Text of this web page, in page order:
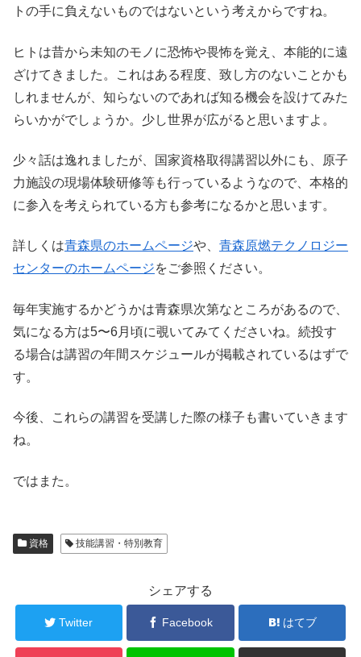
トの手に負えないものではないという考えからですね。
ヒトは昔から未知のモノに恐怖や畏怖を覚え、本能的に遠
ざけてきました。これはある程度、致し方のないことかも
しれませんが、知らないのであれば知る機会を設けてみた
らいかがでしょうか。少し世界が広がると思いますよ。
少々話は逸れましたが、国家資格取得講習以外にも、原子
力施設の現場体験研修等も行っているようなので、本格的
に参入を考えられている方も参考になるかと思います。
詳しくは青森県のホームページや、 青森原燃テクノロジー
センターのホームページをご参照ください。
毎年実施するかどうかは青森県次第なところがあるので、
気になる方は5〜6月頃に覗いてみてくださいね。続投す
る場合は講習の年間スケジュールが掲載されているはずで
す。
今後、これらの講習を受講した際の様子も書いていきます
ね。
ではまた。
資格 技能講習・特別教育
シェアする
Twitter Facebook はてブ